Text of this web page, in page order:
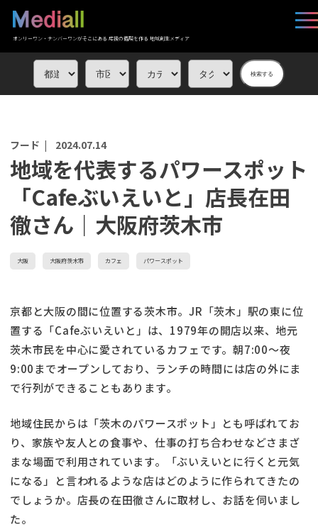
オンリーワン・ナンバーワンがそこにある 応援の循環を作る 地域創生メディア
検索する
フード | 2024.07.14
地域を代表するパワースポット
「Cafeぶいえいと」店長在田
徹さん｜大阪府茨木市
大阪 大阪府茨木市 カフェ パワースポット
京都と大阪の間に位置する茨木市。JR「茨木」駅の東に位
置する「Cafeぶいえいと」は、1979年の開店以来、地元
茨木市民を中心に愛されているカフェです。朝7:00～夜
9:00までオープンしており、ランチの時間には店の外にま
で行列ができることもあります。
地域住民からは「茨木のパワースポット」とも呼ばれてお
り、家族や友人との食事や、仕事の打ち合わせなどさまざ
まな場面で利用されています。「ぶいえいとに行くと元気
になる」と言われるような店はどのように作られてきたの
でしょうか。店長の在田徹さんに取材し、お話を伺いまし
た。